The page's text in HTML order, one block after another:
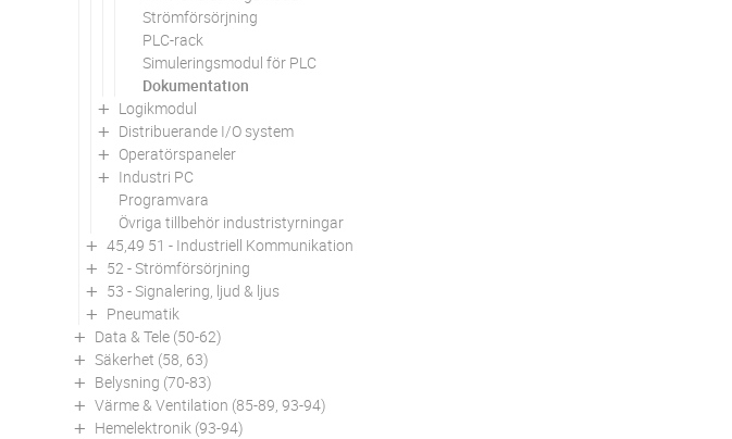
Strömförsörjning
PLC-rack
Simuleringsmodul för PLC
Dokumentation
Logikmodul
Distribuerande I/O system
Operatörspaneler
Industri PC
Programvara
Övriga tillbehör industristyrningar
45,49 51 - Industriell Kommunikation
52 - Strömförsörjning
53 - Signalering, ljud & ljus
Pneumatik
Data & Tele (50-62)
Säkerhet (58, 63)
Belysning (70-83)
Värme & Ventilation (85-89, 93-94)
Hemelektronik (93-94)